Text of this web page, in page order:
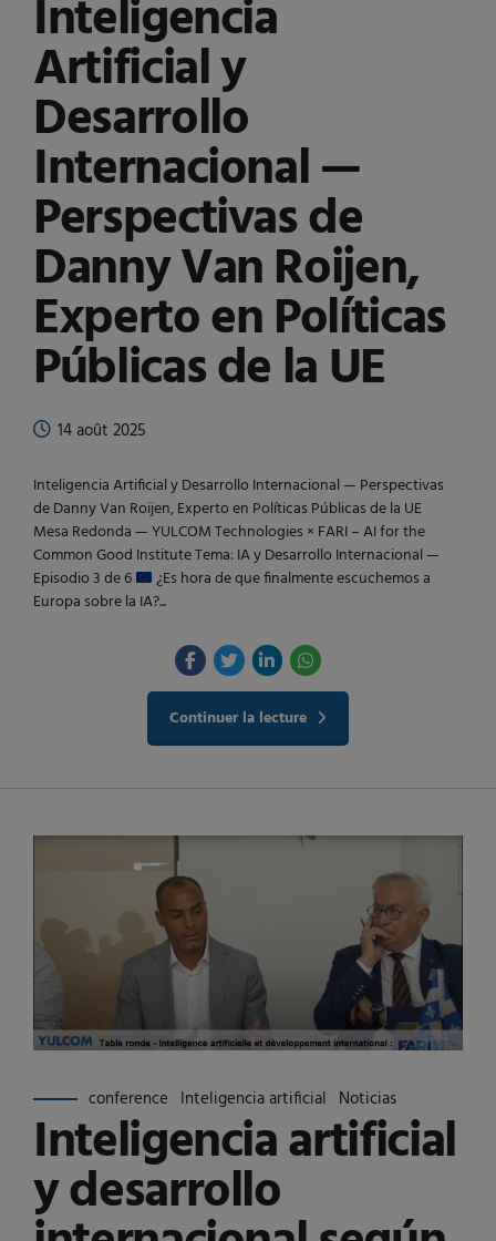
Inteligencia
Artificial y
Desarrollo
Internacional —
Perspectivas de
Danny Van Roijen,
Experto en Políticas
Públicas de la UE
14 août 2025
Inteligencia Artificial y Desarrollo Internacional — Perspectivas
de Danny Van Roijen, Experto en Políticas Públicas de la UE
Mesa Redonda — YULCOM Technologies × FARI – AI for the
Common Good Institute Tema: IA y Desarrollo Internacional —
Episodio 3 de 6
¿Es hora de que finalmente escuchemos a
Europa sobre la IA?...
Continuer la lecture
conference Inteligencia artificial Noticias
Inteligencia artificial
y desarrollo